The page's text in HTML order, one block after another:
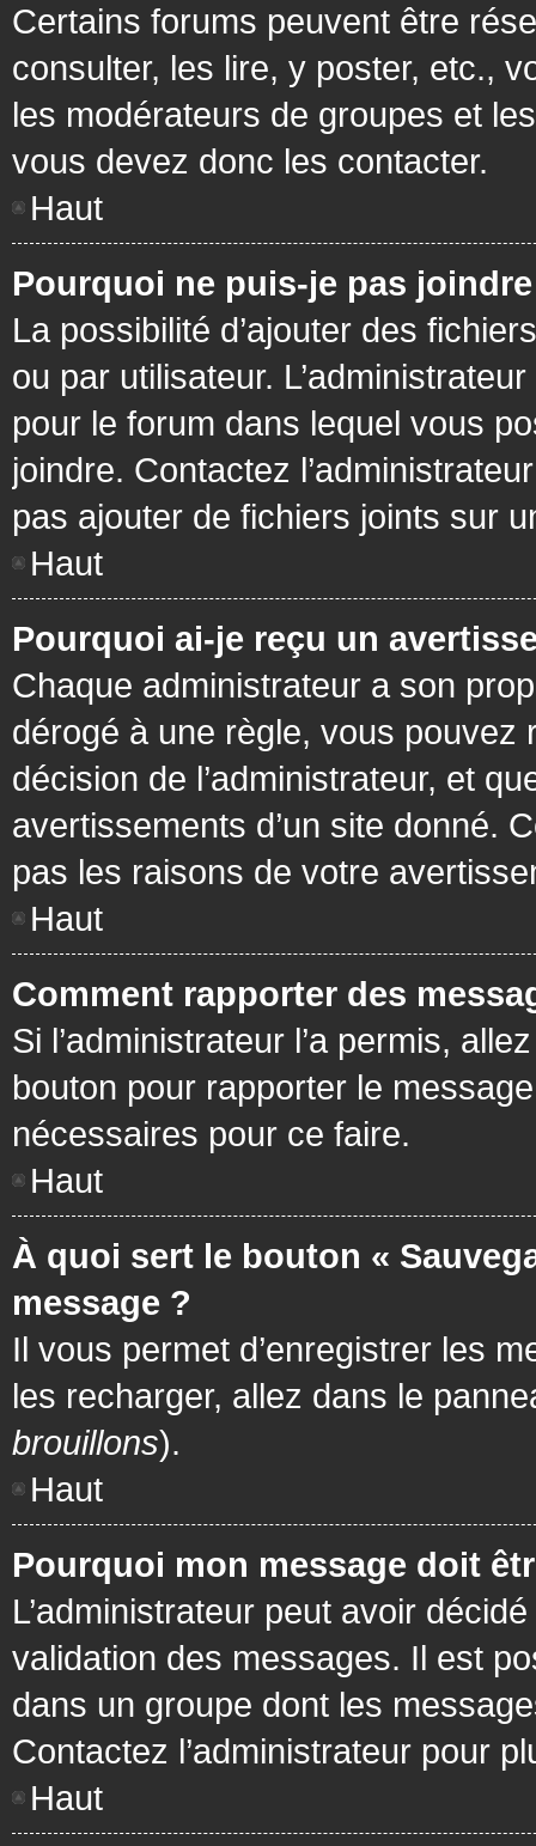
Certains forums peuvent être
consulter, les lire, y poster, etc.,
les modérateurs de groupes et
vous devez donc les contacter.
Haut
Pourquoi ne puis-je pas
La possibilité d’ajouter des
ou par utilisateur.
pour le forum dans lequel vous
joindre. Contactez
pas ajouter de fichiers joints sur
Haut
Pourquoi ai-je reçu un
Chaque administrateur a son
dérogé à une règle, vous pouvez
décision de l’administrateur, et
avertissements d’un site donné.
pas les raisons de votre
Haut
Comment rapporter des
Si l’administrateur l’a permis,
bouton pour rapporter le
nécessaires pour ce faire.
Haut
À quoi sert le bouton «
message ?
Il vous permet d’enregistrer les
les recharger, allez dans le
brouillons).
Haut
Pourquoi mon message doit
L’administrateur peut avoir
validation des messages. Il est
dans un groupe dont les
Contactez l’administrateur pour
Haut